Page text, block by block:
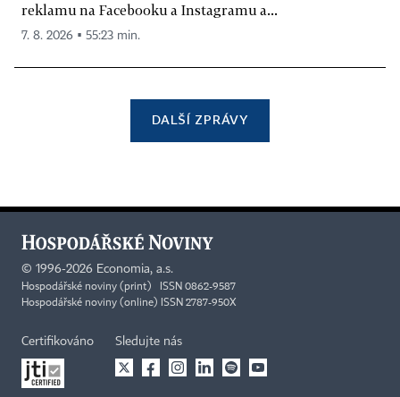
reklamu na Facebooku a Instagramu a...
7. 8. 2026 ▪ 55:23 min.
DALŠÍ ZPRÁVY
© 1996-2026 Economia, a.s.
Hospodářské noviny (print) ISSN 0862-9587
Hospodářské noviny (online) ISSN 2787-950X
Certifikováno Sledujte nás